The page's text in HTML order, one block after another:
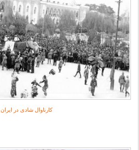
کارناوال‌ شادی در ایران